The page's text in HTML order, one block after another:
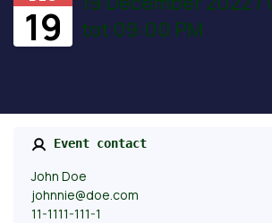
19
tot 09:00 PM
Event contact
John Doe
johnnie@doe.com
11-1111-111-1